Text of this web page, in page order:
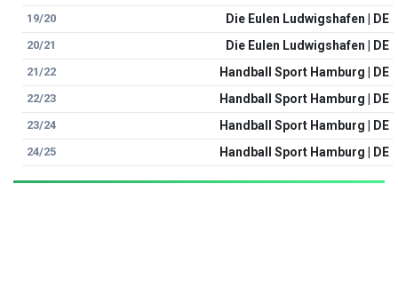
19/20 Die Eulen Ludwigshafen | DE
20/21 Die Eulen Ludwigshafen | DE
21/22 Handball Sport Hamburg | DE
22/23 Handball Sport Hamburg | DE
23/24 Handball Sport Hamburg | DE
24/25 Handball Sport Hamburg | DE